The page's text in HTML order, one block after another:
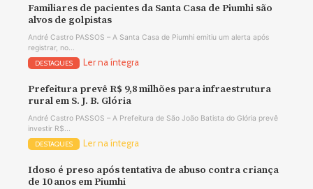
Familiares de pacientes da Santa Casa de Piumhi são
alvos de golpistas
André Castro PASSOS – A Santa Casa de Piumhi emitiu um alerta após
registrar, no...
DESTAQUES Ler na íntegra
Prefeitura prevê R$ 9,8 milhões para infraestrutura
rural em S. J. B. Glória
André Castro PASSOS – A Prefeitura de São João Batista do Glória prevê
investir R$...
DESTAQUES Ler na íntegra
Idoso é preso após tentativa de abuso contra criança
de 10 anos em Piumhi